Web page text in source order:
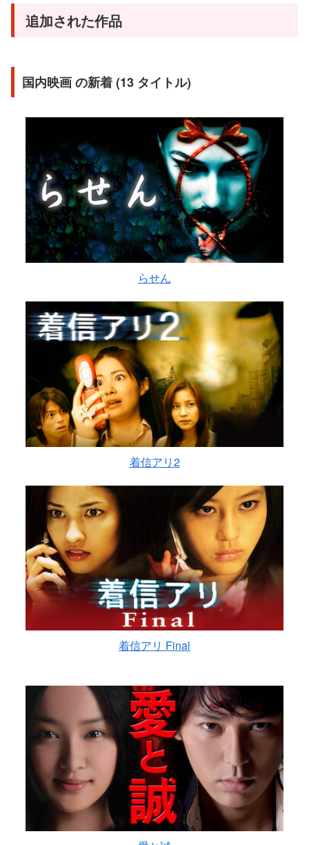
追加された作品
国内映画 の新着 (13 タイトル)
らせん
着信アリ2
着信アリ Final